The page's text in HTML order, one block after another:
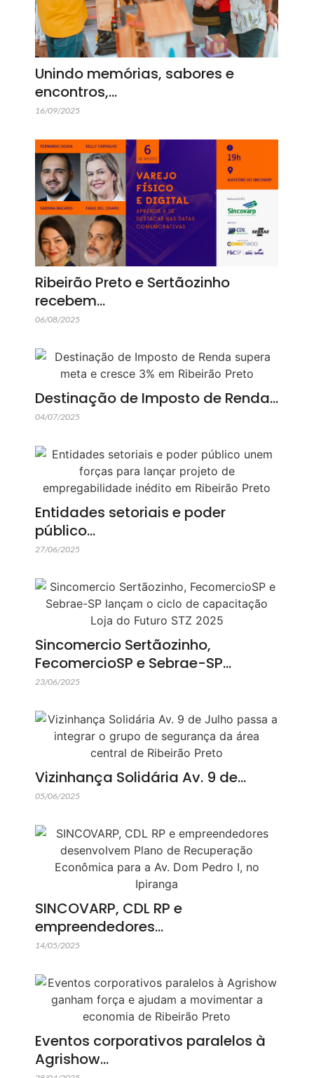
Unindo memórias, sabores e
encontros,…
16/09/2025
Ribeirão Preto e Sertãozinho
recebem…
06/08/2025
Destinação de Imposto de Renda…
04/07/2025
Entidades setoriais e poder
público…
27/06/2025
Sincomercio Sertãozinho,
FecomercioSP e Sebrae-SP…
23/06/2025
Vizinhança Solidária Av. 9 de…
05/06/2025
SINCOVARP, CDL RP e
empreendedores…
14/05/2025
Eventos corporativos paralelos à
Agrishow…